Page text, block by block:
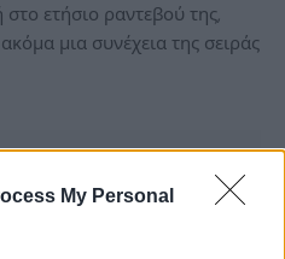
My Personal
ετήσιο ραντεβού της,
μια συνέχεια της σειράς